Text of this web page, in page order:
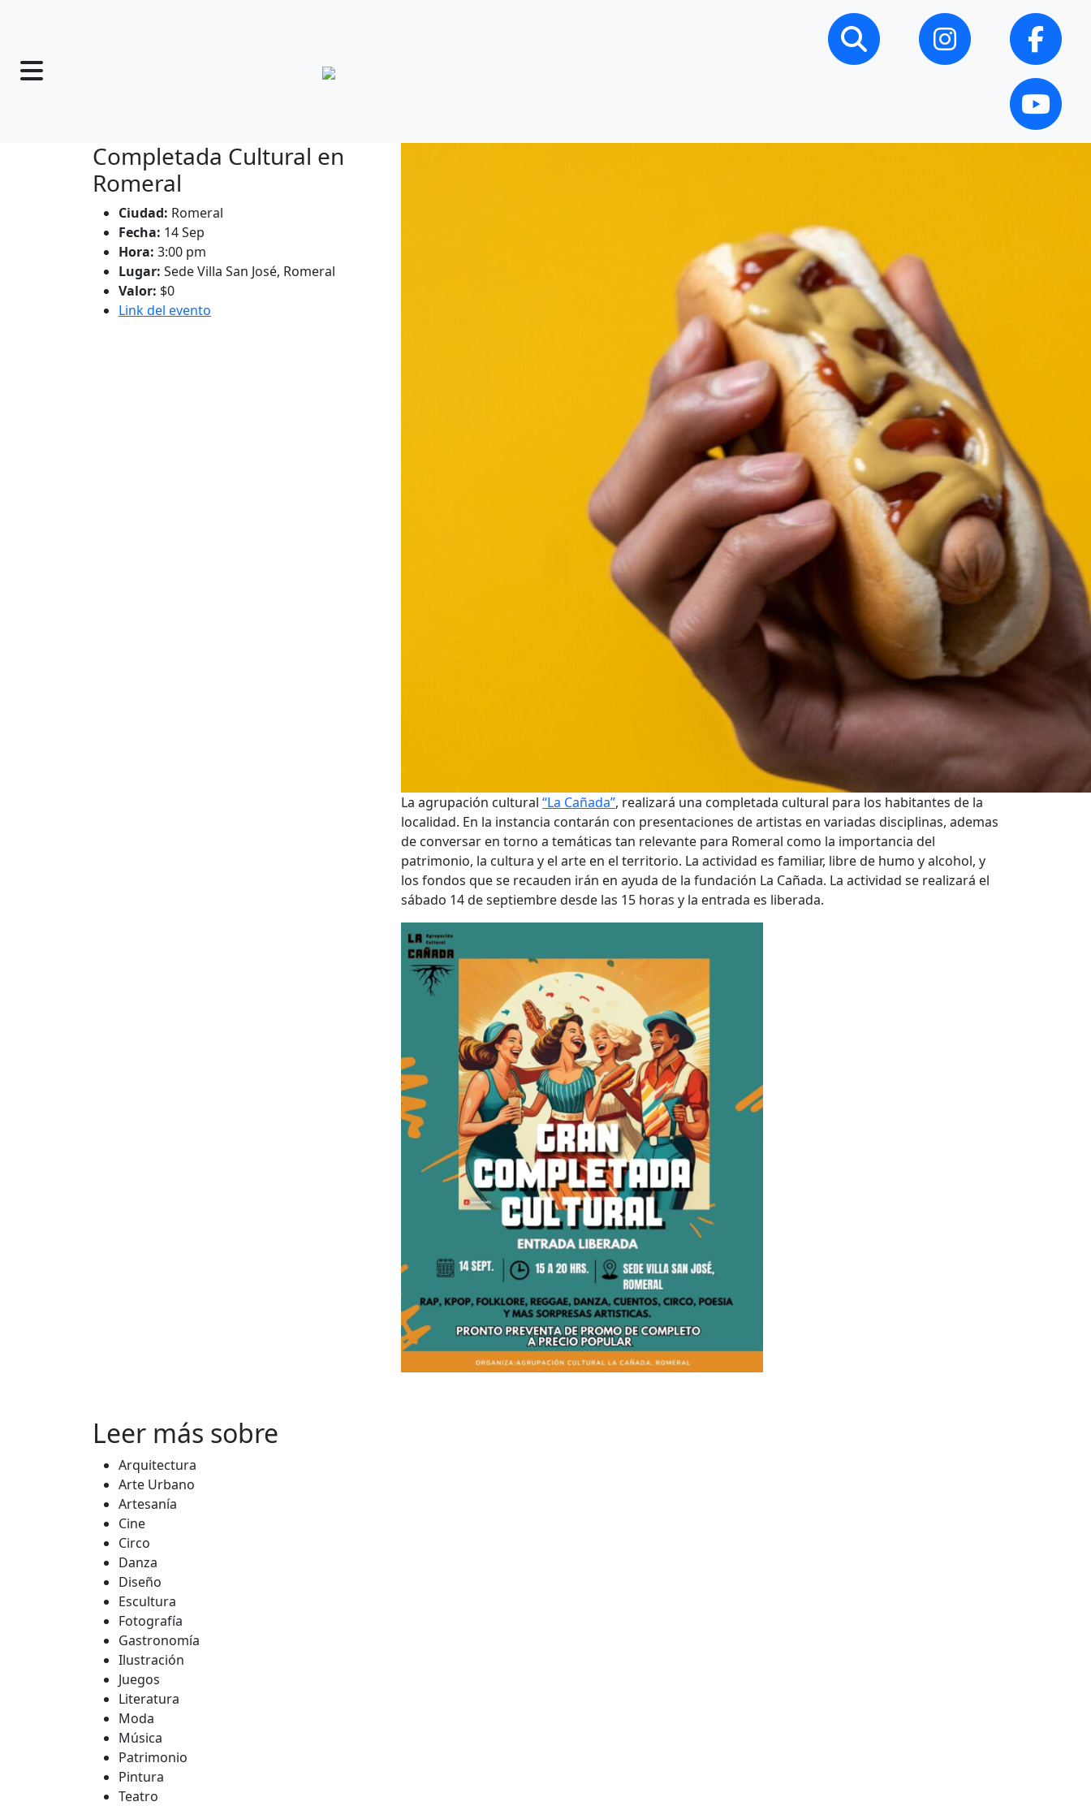
Completada Cultural en
Romeral
Ciudad: Romeral
Fecha: 14 Sep
Hora: 3:00 pm
Lugar: Sede Villa San José, Romeral
Valor: $0
Link del evento
La agrupación cultural “La Cañada”, realizará una completada cultural para los habitantes de la
localidad. En la instancia contarán con presentaciones de artistas en variadas disciplinas, ademas
de conversar en torno a temáticas tan relevante para Romeral como la importancia del
patrimonio, la cultura y el arte en el territorio. La actividad es familiar, libre de humo y alcohol, y
los fondos que se recauden irán en ayuda de la fundación La Cañada. La actividad se realizará el
sábado 14 de septiembre desde las 15 horas y la entrada es liberada.
Leer más sobre
Arquitectura
Arte Urbano
Artesanía
Cine
Circo
Danza
Diseño
Escultura
Fotografía
Gastronomía
Ilustración
Juegos
Literatura
Moda
Música
Patrimonio
Pintura
Teatro